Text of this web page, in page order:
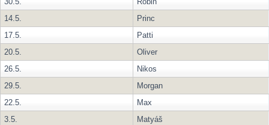
14.5.
Princ
17.5.
Patti
20.5.
Oliver
26.5.
Nikos
29.5.
Morgan
22.5.
Max
3.5.
Matyáš